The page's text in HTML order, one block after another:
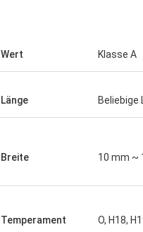
Wert Klasse A
Länge Beliebige
Breite 10 mm ~
Temperament O, H18,